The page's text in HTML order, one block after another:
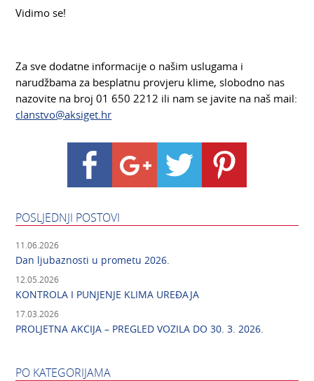
Vidimo se!
Za sve dodatne informacije o našim uslugama i
narudžbama za besplatnu provjeru klime, slobodno nas
nazovite na broj 01 650 2212 ili nam se javite na naš mail:
clanstvo@aksiget.hr
POSLJEDNJI POSTOVI
11.06.2026
Dan ljubaznosti u prometu 2026.
12.05.2026
KONTROLA I PUNJENJE KLIMA UREĐAJA
17.03.2026
PROLJETNA AKCIJA – PREGLED VOZILA DO 30. 3. 2026.
PO KATEGORIJAMA